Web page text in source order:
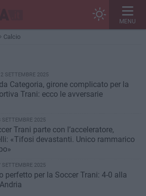
MENU
Calcio
SETTEMBRE 2025
Categoria, girone complicato per la
Trani: ecco le avversarie
SETTEMBRE 2025
Trani parte con l’acceleratore,
«Tifosi devastanti. Unico rammarico
SETTEMBRE 2025
perfetto per la Soccer Trani: 4-0 alla